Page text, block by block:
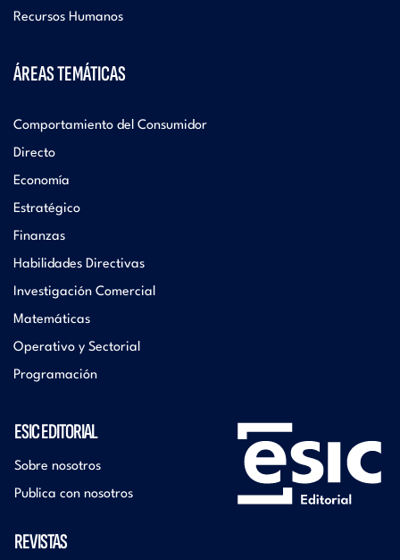
Recursos Humanos
ÁREAS TEMÁTICAS
Comportamiento del Consumidor
Directo
Economía
Estratégico
Finanzas
Habilidades Directivas
Investigación Comercial
Matemáticas
Operativo y Sectorial
Programación
ESIC EDITORIAL
Sobre nosotros
Publica con nosotros
REVISTAS